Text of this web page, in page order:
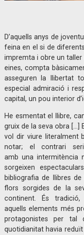
D’aquells anys de
feina en el si de
impremta i obre un taller
eines, compta
asseguren la llibertat
especial admiració i
capital, un pou interior
He esmentat el llibre,
gruix de la seva obra […]
vol dir viure literalment
notar; el contrari
amb una intermitència
sorgeixen
bibliografia de llibres
flors sorgides de la
continent. És
aquells elements més
protagonistes per
quotidianitat havia